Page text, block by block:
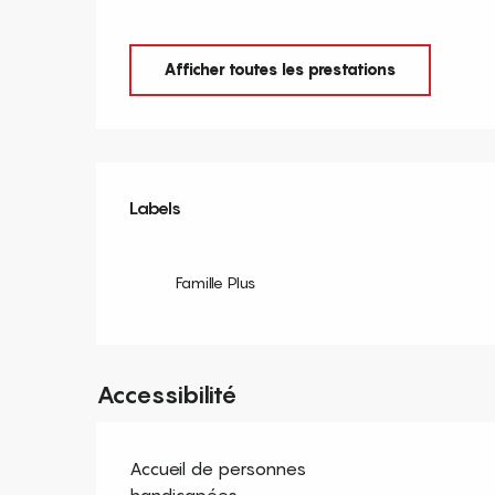
Afficher toutes les prestations
Offres de
Labels
Labels
Famille Plus
Accessibilité
Accueil de personnes